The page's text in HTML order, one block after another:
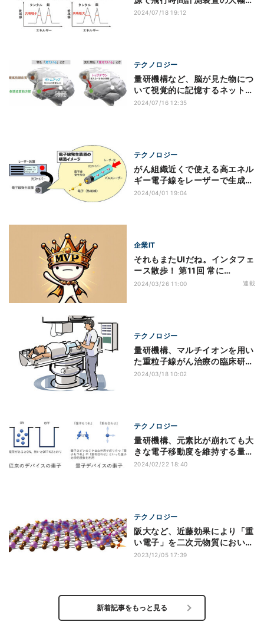
小型化を実現
2024/07/18 19:12
テクノロジー
量研機構など、脳が見た物につ
いて視覚的に記憶するネットワ
ークを特定
2024/07/16 12:35
テクノロジー
がん組織近くで使える高エネル
ギー電子線をレーザーで生成、
QSTなど
2024/04/01 19:04
企業IT
それもまたUIだね。インタフェ
ース散歩！ 第11回 常に
MVP（Minimum Viable
2024/03/26 11:00 連載
テクノロジー
量研機構、マルチイオンを用い
た重粒子線がん治療の臨床研究
を開始
2024/03/18 10:02
テクノロジー
量研機構、元素比が崩れても大
きな電子移動度を維持する量子
材料を発見
2024/02/22 18:40
テクノロジー
阪大など、近藤効果により「重
い電子」を二次元物質において
実現
2023/12/05 17:39
新着記事をもっと見る